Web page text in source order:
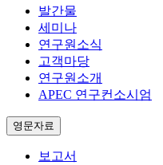
발간물
세미나
연구원소식
고객마당
연구원소개
APEC 연구컨소시엄
영문자료
보고서